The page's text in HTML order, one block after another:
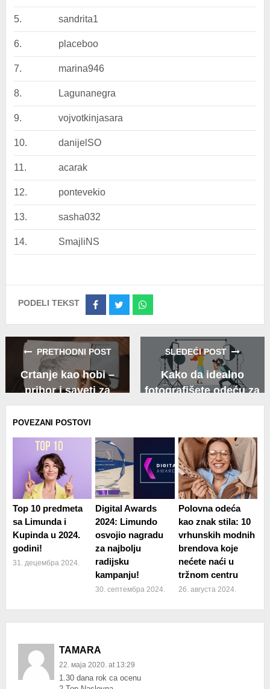
5. sandrita1
6. placeboo
7. marina946
8. Lagunanegra
9. vojvotkinjasara
10. danijelSO
11. acarak
12. pontevekio
13. sasha032
14. SmajliNS
PODELI TEKST
Share
Facebook
Share
Twitter
Share
Whatsapp
PRETHODNI POST
Crtanje kao hobi –
pribor i saveti za
početnike
SLEDEĆI POST
Kako da idealno
fotografišete odeću za
prodaju
POVEZANI POSTOVI
Top 10 predmeta
sa Limunda i
Kupinda u 2024.
godini!
31. децембра 2024.
Digital Awards
2024: Limundo
osvojio nagradu
za najbolju
radijsku
kampanju!
30. септембра 2024.
Polovna odeća
kao znak stila: 10
vrhunskih modnih
brendova koje
nećete naći u
tržnom centru
26. августа 2024.
TAMARA
22. маја 2020. at 13:29
1.30 dana rok ca ocenu